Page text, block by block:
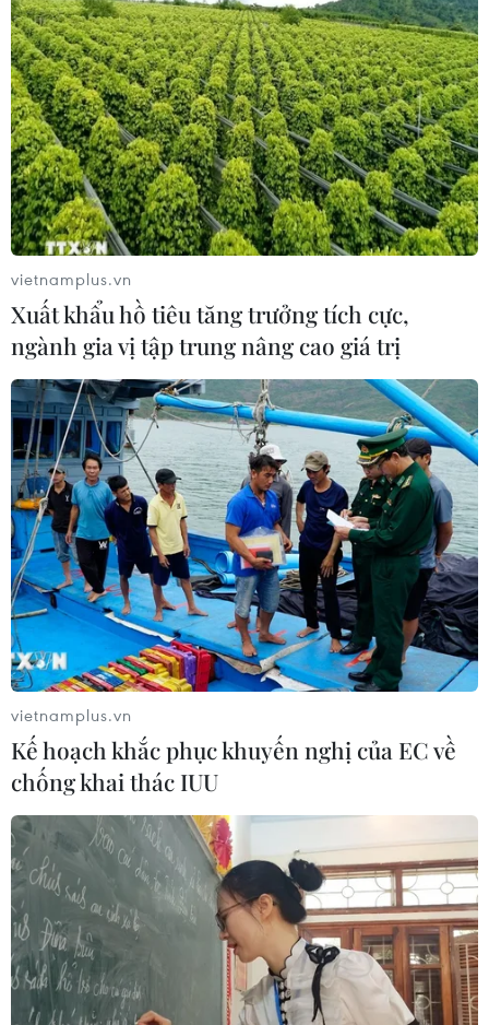
vietnamplus.vn
Xuất khẩu hồ tiêu tăng trưởng tích cực,
ngành gia vị tập trung nâng cao giá trị
vietnamplus.vn
Kế hoạch khắc phục khuyến nghị của EC về
chống khai thác IUU